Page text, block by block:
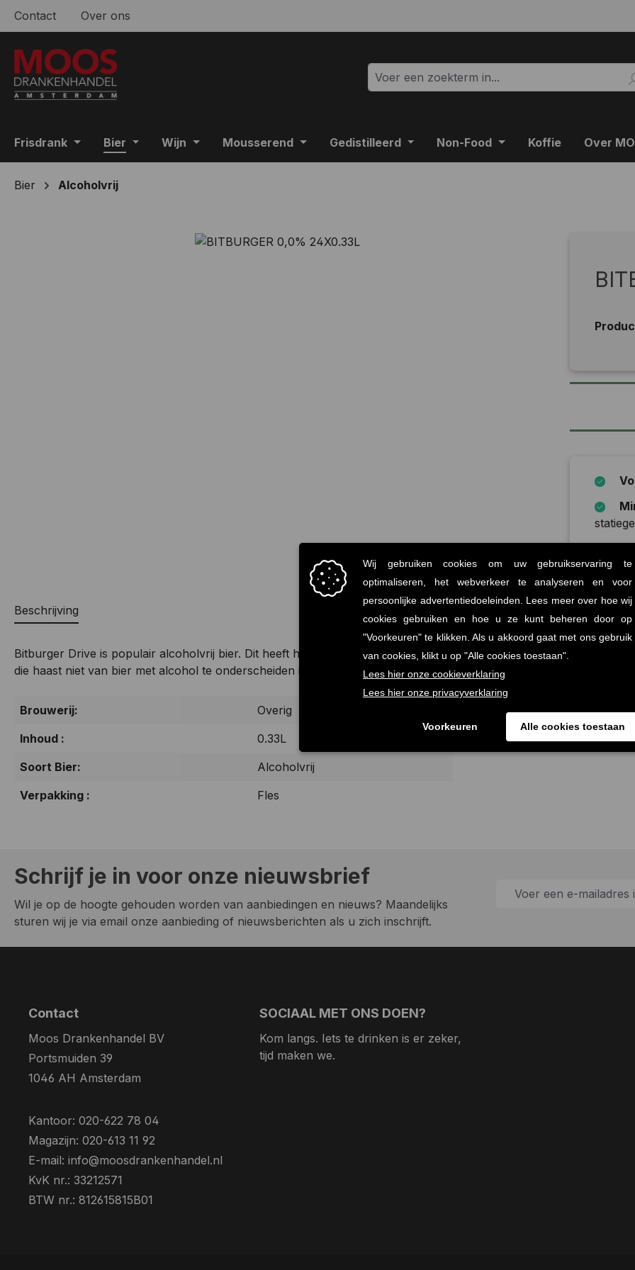
naar de hoofdinhoud
Ga naar de zoekopdracht
Ga naar de hoofdnavigatie
Contact Over ons
Frisdrank Bier Wijn Mousserend Gedistilleerd Non-Food Koffie Over
Bier Alcoholvrij
Beschrijving
Bitburger Drive is populair alcoholvrij bier. Dit heeft het biertje te danken aan de uitstekende smaak
die haast niet van bier met alcohol te onderscheiden is.
Brouwerij:
Overig
Inhoud :
0.33L
Soort Bier:
Alcoholvrij
Verpakking :
Fles
Schrijf je in voor onze nieuwsbrief
Wil je op de hoogte gehouden worden van aanbiedingen en nieuws? Maandelijks
sturen wij je via email onze aanbieding of nieuwsberichten als u zich inschrijft.
Contact
Moos Drankenhandel BV
Portsmuiden 39
1046 AH Amsterdam
Kantoor: 020-622 78 04
Magazijn: 020-613 11 92
E-mail: info@moosdrankenhandel.nl
KvK nr.: 33212571
BTW nr.: 812615815B01
SOCIAAL MET ONS DOEN?
Kom langs. Iets te drinken is er zeker,
tijd maken we.